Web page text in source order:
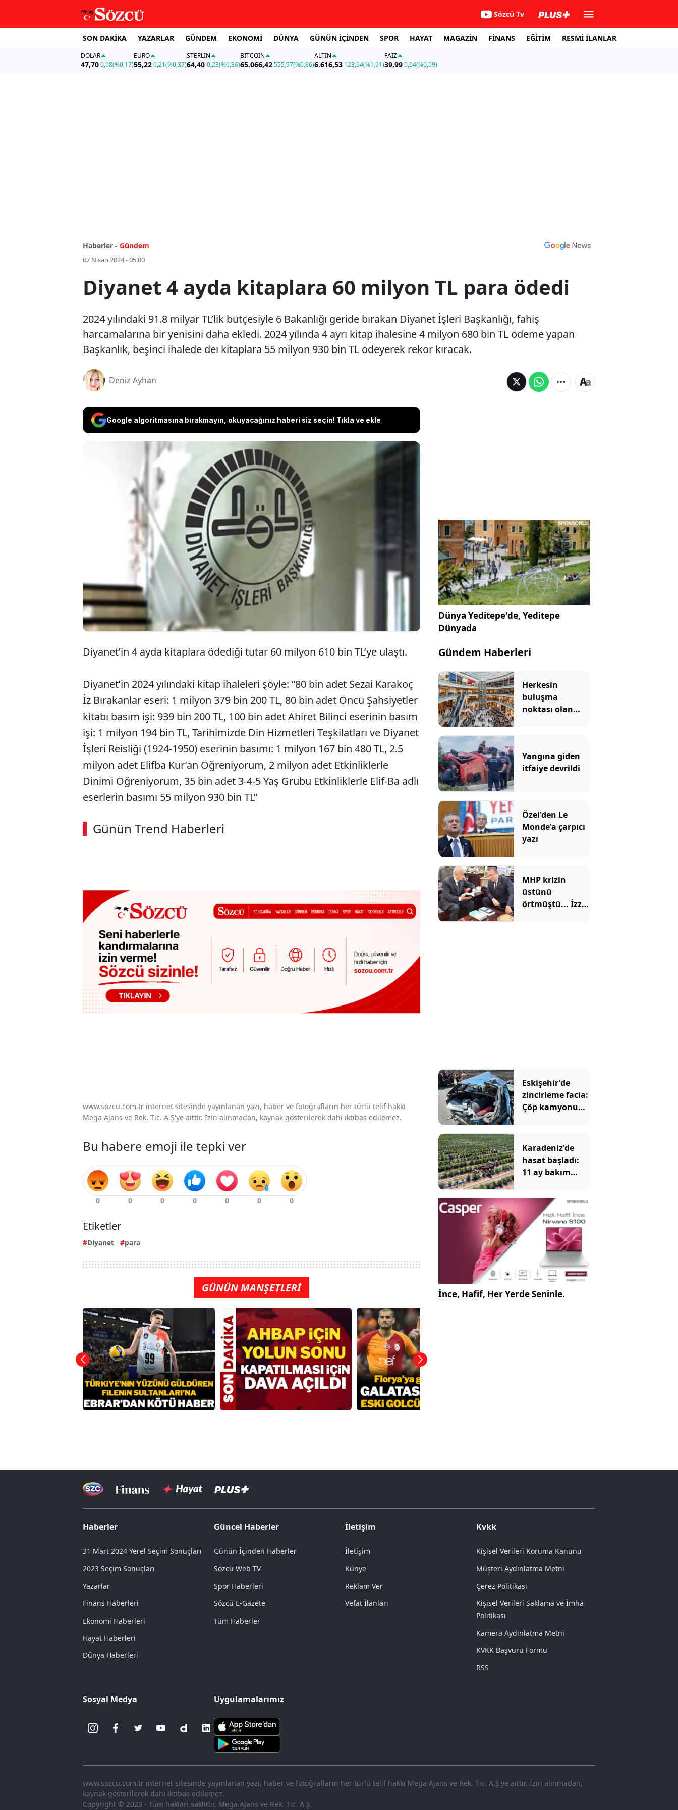
Sözcü Tv
SON DAKİKA YAZARLAR GÜNDEM EKONOMİ DÜNYA GÜNÜN İÇİNDEN SPOR HAYAT MAGAZİN FİNANS EĞİTİM RESMİ İLANLAR
DOLAR
47,700,08(%0,17)
EURO
55,22 0,21(%0,37)
STERLIN
64,40 0,23(%0,36)
BITCOIN
65.066,42555,97(%0,86)
ALTIN
6.616,53 123,94(%1,91)
FAİZ
39,990,04(%0,09)
Haberler - Gündem
07 Nisan 2024 - 05:00
Diyanet 4 ayda kitaplara 60 milyon TL para ödedi
2024 yılındaki 91.8 milyar TL’lik bütçesiyle 6 Bakanlığı geride bırakan Diyanet İşleri Başkanlığı, fahiş
harcamalarına bir yenisini daha ekledi. 2024 yılında 4 ayrı kitap ihalesine 4 milyon 680 bin TL ödeme yapan
Başkanlık, beşinci ihalede deı kitaplara 55 milyon 930 bin TL ödeyerek rekor kıracak.
Deniz Ayhan
Google algoritmasına bırakmayın, okuyacağınız haberi siz seçin! Tıkla ve ekle
2024 yılındaki 91.8 milyar TL’lik bütçesiyle 6 Bakanlığı geride
bırakan Diyanet İşleri Başkanlığı, fahiş harcamalarına bir yenisini
daha ekledi. 2024 yılında 4 ayrı kitap ihalesine 4 milyon 680 bin TL
ödeme yapan Başkanlık, beşinci ihalede deı kitaplara 55 milyon 930
bin TL ödeyerek rekor kıracak.
Diyanet’in 4 ayda kitaplara ödediği tutar 60 milyon 610 bin TL’ye ulaştı.
Diyanet’in 2024 yılındaki kitap ihaleleri şöyle: “80 bin adet Sezai Karakoç
İz Bırakanlar eseri: 1 milyon 379 bin 200 TL, 80 bin adet Öncü Şahsiyetler
kitabı basım işi: 939 bin 200 TL, 100 bin adet Ahiret Bilinci eserinin basım
işi: 1 milyon 194 bin TL, Tarihimizde Din Hizmetleri Teşkilatları ve Diyanet
İşleri Reisliği (1924-1950) eserinin basımı: 1 milyon 167 bin 480 TL, 2.5
milyon adet Elifba Kur’an Öğreniyorum, 2 milyon adet Etkinliklerle
Dinimi Öğreniyorum, 35 bin adet 3-4-5 Yaş Grubu Etkinliklerle Elif-Ba adlı
eserlerin basımı 55 milyon 930 bin TL”
Günün Trend Haberleri
00:02 / 02:14
www.sozcu.com.tr internet sitesinde yayınlanan yazı, haber ve fotoğrafların her türlü telif hakkı
Mega Ajans ve Rek. Tic. A.Ş'ye aittir. İzin alınmadan, kaynak gösterilerek dahi iktibas edilemez.
Bu habere emoji ile tepki ver
Etiketler
Diyanet para
GÜNÜN MANŞETLERİ
Dünya Yeditepe'de, Yeditepe
Dünyada
Gündem Haberleri
Herkesin
buluşma
noktası olan
Yangına giden
itfaiye devrildi
Özel'den Le
Monde'a çarpıcı
yazı
MHP krizin
üstünü
örtmüştü... İzzet
Eskişehir'de
zincirleme facia:
Çöp kamyonu
metrelerce
sürükledi
Karadeniz'de
hasat başladı:
11 ay bakım
topluyorlar
İnce, Hafif, Her Yerde Seninle.
Haberler
31 Mart 2024 Yerel Seçim Sonuçları
2023 Seçim Sonuçları
Yazarlar
Finans Haberleri
Ekonomi Haberleri
Hayat Haberleri
Dünya Haberleri
Güncel Haberler
Günün İçinden Haberler
Sözcü Web TV
Spor Haberleri
Sözcü E-Gazete
Tüm Haberler
İletişim
İletişim
Künye
Reklam Ver
Vefat İlanları
Kvkk
Kişisel Verileri Koruma Kanunu
Müşteri Aydınlatma Metni
Çerez Politikası
Kişisel Verileri Saklama ve İmha
Politikası
Kamera Aydınlatma Metni
KVKK Başvuru Formu
RSS
Sosyal Medya Uygulamalarımız
www.sozcu.com.tr internet sitesinde yayınlanan yazı, haber ve fotoğrafların her türlü telif hakkı Mega Ajans ve Rek. Tic. A.Ş'ye aittir. İzin alınmadan,
kaynak gösterilerek dahi iktibas edilemez.
Copyright © 2023 - Tüm hakları saklıdır. Mega Ajans ve Rek. Tic. A.Ş.